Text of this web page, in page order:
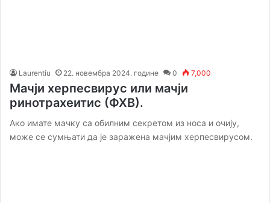
Laurentiu 22. новембра 2024. године 0 7,000
Мачји херпесвирус или мачји
ринотрахеитис (ФХВ).
Ако имате мачку са обилним секретом из носа и очију,
може се сумњати да је заражена мачјим херпесвирусом.